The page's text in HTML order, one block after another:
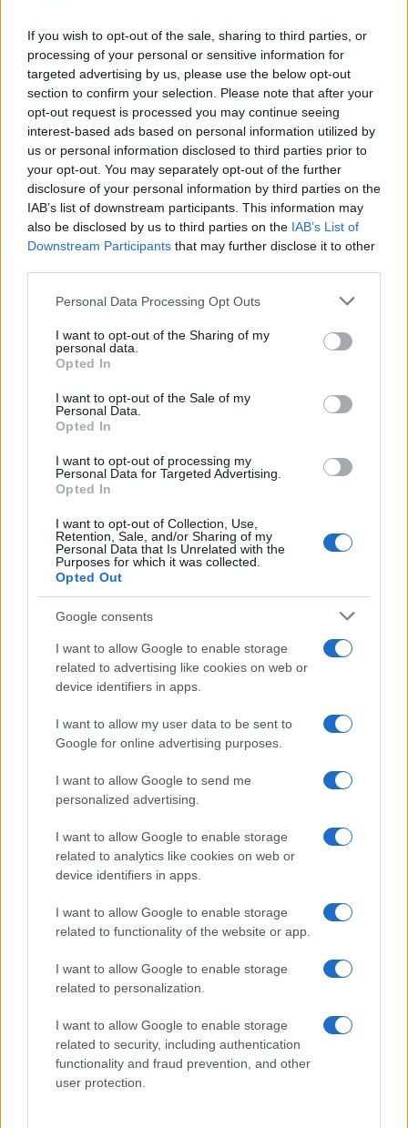
If you wish to opt-out of the sale, sharing to third parties, or
processing of your personal or sensitive information for
targeted advertising by us, please use the below opt-out
section to confirm your selection. Please note that after your
opt-out request is processed you may continue seeing
interest-based ads based on personal information utilized by
us or personal information disclosed to third parties prior to
your opt-out. You may separately opt-out of the further
disclosure of your personal information by third parties on the
IAB’s list of downstream participants. This information may
also be disclosed by us to third parties on the IAB’s List of
Downstream Participants that may further disclose it to other
Please note that this website/app uses one or more Google
not limited to your visit or usage behaviour. You may click to
grant or deny consent to Google and its third-party tags to
use your data for below specified purposes in below Google
consent section.
Personal Data Processing Opt Outs
I want to opt-out of the Sharing of my
personal data.
Opted In
I want to opt-out of the Sale of my
Personal Data.
Opted In
I want to opt-out of processing my
Personal Data for Targeted Advertising.
Opted In
I want to opt-out of Collection, Use,
Retention, Sale, and/or Sharing of my
Personal Data that Is Unrelated with the
Purposes for which it was collected.
Opted Out
Google consents
I want to allow Google to enable storage
related to advertising like cookies on web or
device identifiers in apps.
I want to allow my user data to be sent to
Google for online advertising purposes.
I want to allow Google to send me
personalized advertising.
I want to allow Google to enable storage
related to analytics like cookies on web or
device identifiers in apps.
I want to allow Google to enable storage
related to functionality of the website or app.
I want to allow Google to enable storage
related to personalization.
I want to allow Google to enable storage
related to security, including authentication
functionality and fraud prevention, and other
user protection.
modelos de aceleración del suelo y mapas de
temblor asociados permiten a las autoridades
priorizar verificaciones en zonas con
construcciones vulnerables.
Recomendaciones y sistemas de
alerta
Las instituciones de protección civil y
organizaciones humanitarias reiteran las medidas
básicas para afrontar sismos. Antes de un temblor,
identificarsitios seguros
kit de
documentos esenciales. Durante un temblor, proteja
la cabeza y el tronco debajo de un mueble
resistente o junto a una columna, y evite
permanecer cerca de ventanas.
Consejos tras el movimiento
Después del temblor, actúe con cautela: revise
visualmente daños estructurales antes de
reingresar a edificios, corte suministros como gas
si detecta fugas y no utilice ascensores.
Manténgase informado a través de canales
oficiales y servicios de emergencia.